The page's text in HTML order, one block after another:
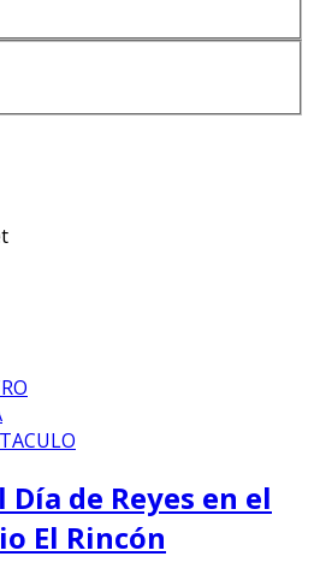
de Reyes en el
El Rincón